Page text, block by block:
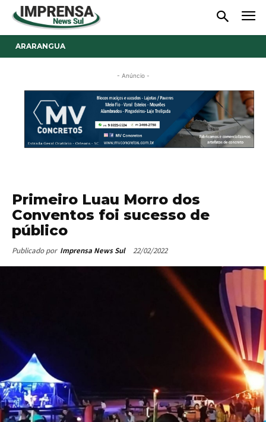
ARARANGUA
- Anúncio -
Primeiro Luau Morro dos
Conventos foi sucesso de
público
Publicado por Imprensa News Sul 22/02/2022